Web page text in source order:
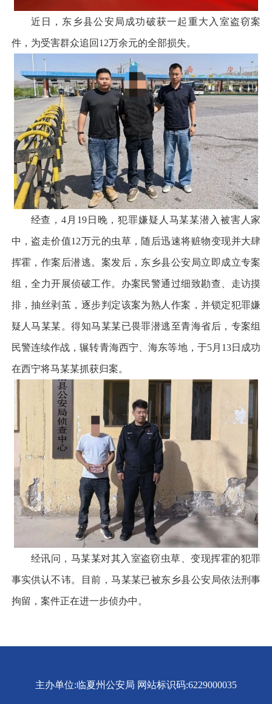
近日，东乡县公安局成功破获一起重大入室盗窃案
件，为受害群众追回12万余元的全部损失。
经查，4月19日晚，犯罪嫌疑人马某某潜入被害人家
中，盗走价值12万元的虫草，随后迅速将赃物变现并大肆
挥霍，作案后潜逃。案发后，东乡县公安局立即成立专案
组，全力开展侦破工作。办案民警通过细致勘查、走访摸
排，抽丝剥茧，逐步判定该案为熟人作案，并锁定犯罪嫌
疑人马某某。得知马某某已畏罪潜逃至青海省后，专案组
民警连续作战，辗转青海西宁、海东等地，于5月13日成功
在西宁将马某某抓获归案。
经讯问，马某某对其入室盗窃虫草、变现挥霍的犯罪
事实供认不讳。目前，马某某已被东乡县公安局依法刑事
拘留，案件正在进一步侦办中。
主办单位:临夏州公安局 网站标识码:6229000035